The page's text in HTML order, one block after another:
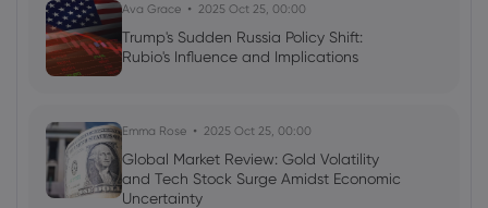
Ava Grace 2025 Oct 25, 00:00
Trump's Sudden Russia Policy Shift:
Rubio's Influence and Implications
Emma Rose 2025 Oct 25, 00:00
Global Market Review: Gold Volatility
and Tech Stock Surge Amidst Economic
Uncertainty